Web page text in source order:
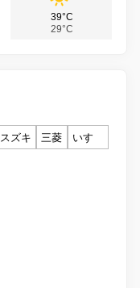
39°C
29°C
スズキ 三菱
いすゞ